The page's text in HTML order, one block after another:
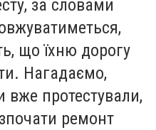
за словами
що їхню дорогу
Нагадаємо,
протестували,
ремонт